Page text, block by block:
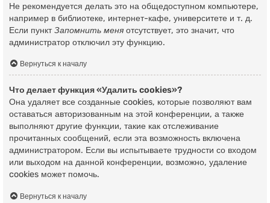
Не рекомендуется делать это на общедоступном компьютере,
например в библиотеке, интернет-кафе, университете и т. д.
Если пунктЗапомнить меня отсутствует, это значит, что
администратор отключил эту функцию.
Вернуться к началу
Что делает функция «Удалить cookies»?
Она удаляет все созданные cookies, которые позволяют вам
оставаться авторизованным на этой конференции, а также
выполняют другие функции, такие как отслеживание
прочитанных сообщений, если эта возможность включена
администратором. Если вы испытываете трудности со входом
или выходом на данной конференции, возможно, удаление
cookies может помочь.
Вернуться к началу